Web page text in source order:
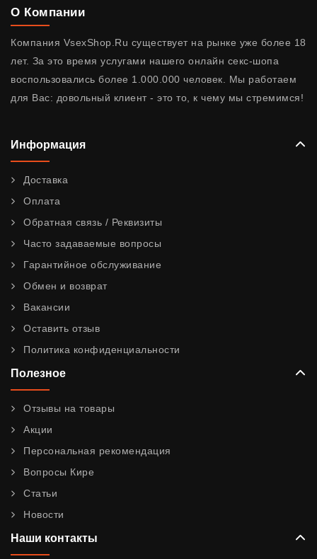
О Компании
Компания VsexShop.Ru существует на рынке уже более 18
лет. За это время услугами нашего онлайн секс-шопа
воспользовались более 1.000.000 человек. Мы работаем
для Вас: довольный клиент - это то, к чему мы стремимся!
Информация
Доставка
Оплата
Обратная связь / Реквизиты
Часто задаваемые вопросы
Гарантийное обслуживание
Обмен и возврат
Вакансии
Оставить отзыв
Политика конфиденциальности
Полезное
Отзывы на товары
Акции
Персональная рекомендация
Вопросы Кире
Статьи
Новости
Наши контакты